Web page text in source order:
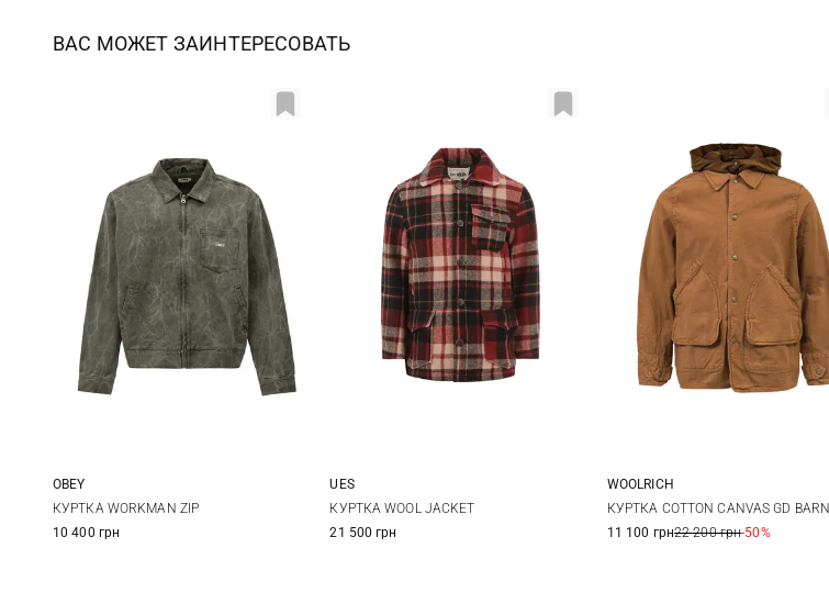
ВАС МОЖЕТ ЗАИНТЕРЕСОВАТЬ
M L
OBEY
КУРТКА WORKMAN ZIP
10 400 грн
M L
UES
КУРТКА WOOL JACKET
21 500 грн
L
WOOLRICH
КУРТКА COTTON CANVAS GD BARN
11 100 грн22 200 грн-50%